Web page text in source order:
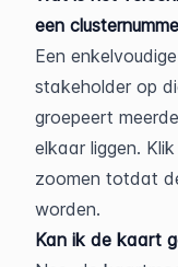
een
Een
stakeholder op
groepeert
elkaar liggen.
zoomen totdat
worden.
Kan ik de kaart